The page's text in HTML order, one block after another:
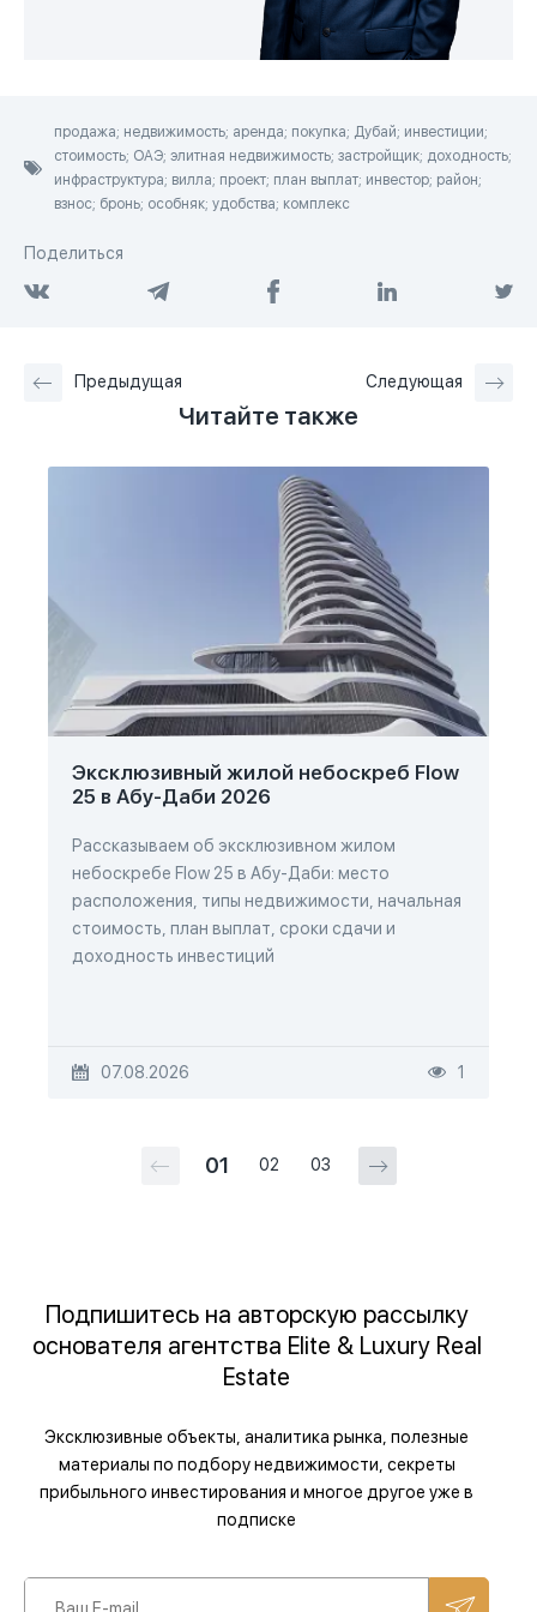
продажа; недвижимость; аренда; покупка; Дубай; инвестиции;
стоимость; ОАЭ; элитная недвижимость; застройщик; доходность;
инфраструктура; вилла; проект; план выплат; инвестор; район;
взнос; бронь; особняк; удобства; комплекс
Поделиться
Предыдущая Следующая
Читайте также
Эксклюзивный жилой небоскреб Flow
25 в Абу-Даби 2026
Рассказываем об эксклюзивном жилом
небоскребе Flow 25 в Абу-Даби: место
расположения, типы недвижимости, начальная
стоимость, план выплат, сроки сдачи и
доходность инвестиций
07.08.2026 1
01 02 03
Подпишитесь на авторскую рассылку
основателя агентства Elite & Luxury Real
Estate
Эксклюзивные объекты, аналитика рынка, полезные
материалы по подбору недвижимости, секреты
прибыльного инвестирования и многое другое уже в
подписке